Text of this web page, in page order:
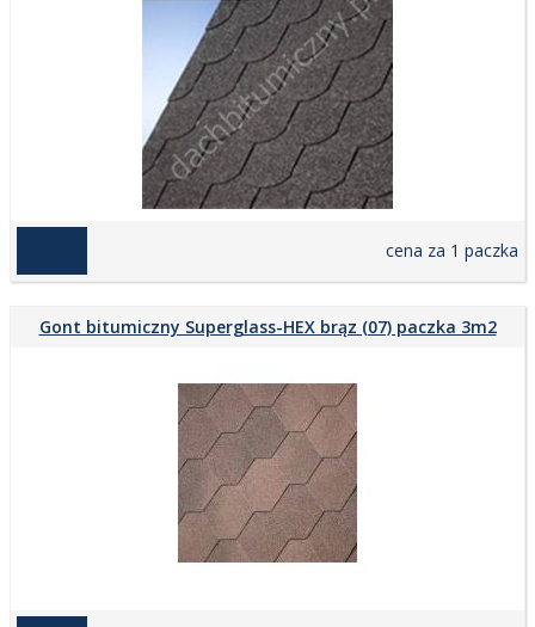
cena za 1 paczka
Gont bitumiczny Superglass-HEX brąz (07) paczka 3m2